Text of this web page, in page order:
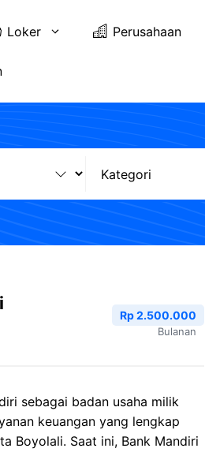
Loker Perusahaan
Rp 2.500.000
Bulanan
sebagai badan usaha milik
keuangan yang lengkap
Boyolali. Saat ini, Bank Mandiri